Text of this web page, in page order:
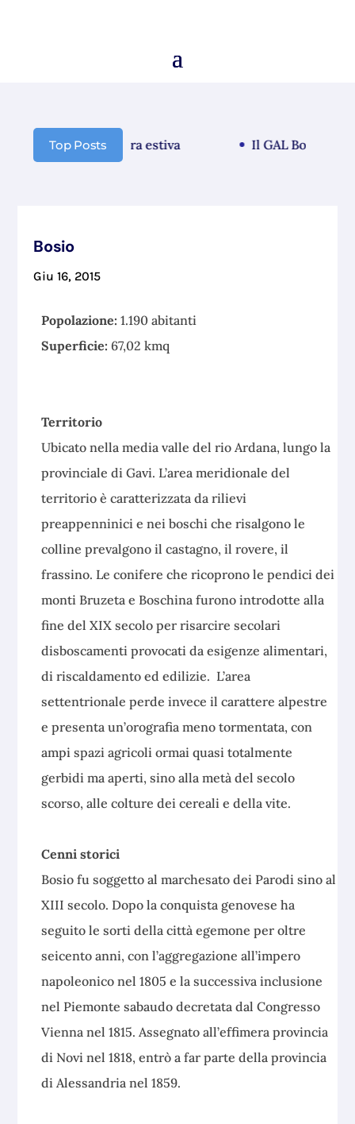
Top Postschiusura estiva Il GAL Borba
Bosio
Giu 16, 2015
Popolazione:1.190 abitanti
Superficie:67,02 kmq
Territorio
Ubicato nella media valle del rio Ardana, lungo la
provinciale di Gavi. L’area meridionale del
territorio è caratterizzata da rilievi
preappenninici e nei boschi che risalgono le
colline prevalgono il castagno, il rovere, il
frassino. Le conifere che ricoprono le pendici dei
monti Bruzeta e Boschina furono introdotte alla
fine del XIX secolo per risarcire secolari
disboscamenti provocati da esigenze alimentari,
di riscaldamento ed edilizie. L’area
settentrionale perde invece il carattere alpestre
e presenta un’orografia meno tormentata, con
ampi spazi agricoli ormai quasi totalmente
gerbidi ma aperti, sino alla metà del secolo
scorso, alle colture dei cereali e della vite.
Cenni storici
Bosio fu soggetto al marchesato dei Parodi sino al
XIII secolo. Dopo la conquista genovese ha
seguito le sorti della città egemone per oltre
seicento anni, con l’aggregazione all’impero
napoleonico nel 1805 e la successiva inclusione
nel Piemonte sabaudo decretata dal Congresso
Vienna nel 1815. Assegnato all’effimera provincia
di Novi nel 1818, entrò a far parte della provincia
di Alessandria nel 1859.